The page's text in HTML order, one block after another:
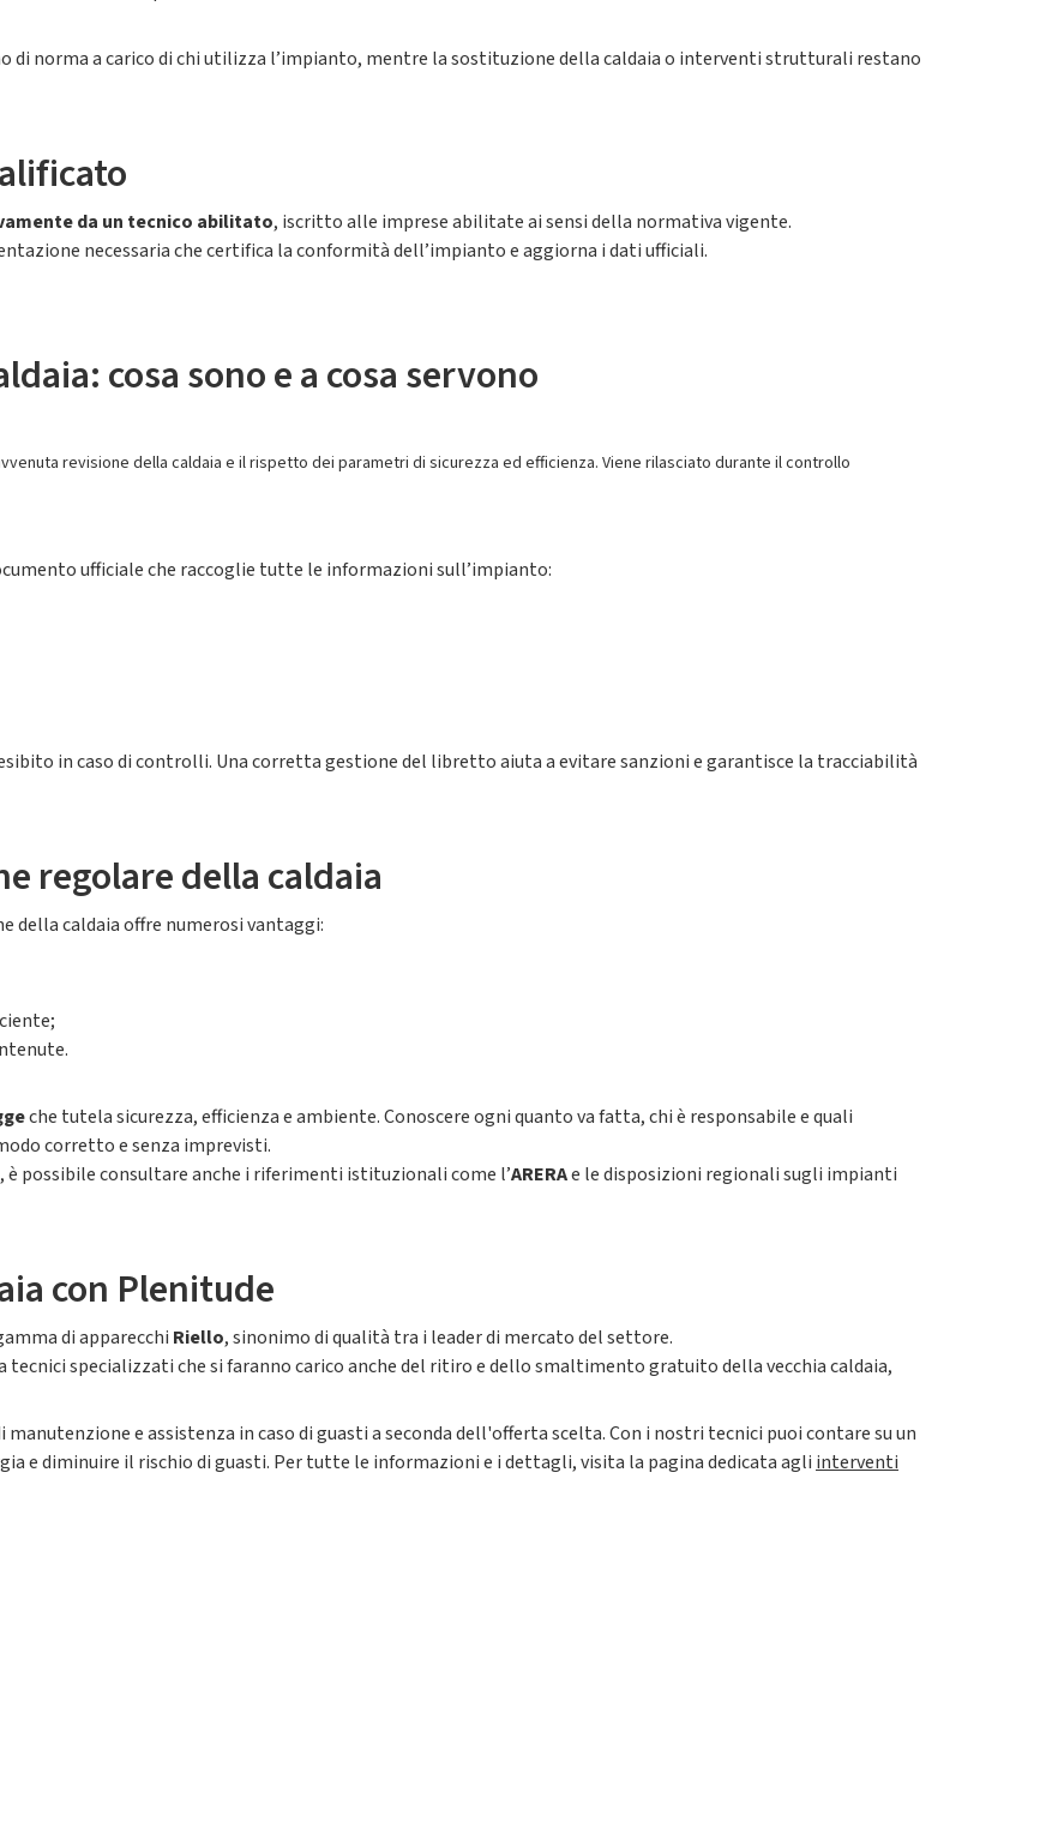
di norma a carico di chi utilizza l’impianto, mentre la sostituzione della caldaia o interventi strutturali restano
da un tecnico abilitato, iscritto alle imprese abilitate ai sensi della normativa vigente.
necessaria che certifica la conformità dell’impianto e aggiorna i dati ufficiali.
cosa sono e a cosa servono
revisione della caldaia e il rispetto dei parametri di sicurezza ed efficienza. Viene rilasciato durante il controllo
ufficiale che raccoglie tutte le informazioni sull’impianto:
in caso di controlli. Una corretta gestione del libretto aiuta a evitare sanzioni e garantisce la tracciabilità
regolare della caldaia
della caldaia offre numerosi vantaggi:
che tutela sicurezza, efficienza e ambiente. Conoscere ogni quanto va fatta, chi è responsabile e quali
corretto e senza imprevisti.
possibile consultare anche i riferimenti istituzionali come l’ARERAe le disposizioni regionali sugli impianti
con Plenitude
di apparecchi Riello, sinonimo di qualità tra i leader di mercato del settore.
tecnici specializzati che si faranno carico anche del ritiro e dello smaltimento gratuito della vecchia caldaia,
e assistenza in caso di guasti a seconda dell'offerta scelta. Con i nostri tecnici puoi contare su un
e diminuire il rischio di guasti. Per tutte le informazioni e i dettagli, visita la pagina dedicata agli interventi